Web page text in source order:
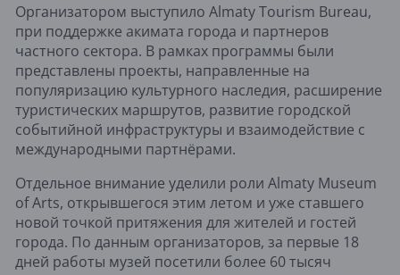
Организатором выступило Almaty Tourism Bureau,
при поддержке акимата города и партнеров
частного сектора. В рамках программы были
представлены проекты, направленные на
популяризацию культурного наследия, расширение
туристических маршрутов, развитие городской
событийной инфраструктуры и взаимодействие с
международными партнёрами.
Отдельное внимание уделили роли Almaty Museum
of Arts, открывшегося этим летом и уже ставшего
новой точкой притяжения для жителей и гостей
города. По данным организаторов, за первые 18
дней работы музей посетили более 60 тысяч